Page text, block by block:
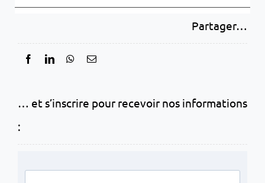
Partager…
… et s’inscrire pour recevoir nos informations
: